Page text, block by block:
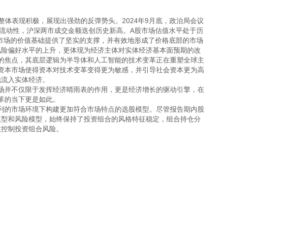
表现积极，展现出强劲的反弹势头。2024年9月底，政治局会议
动性，沪深两市成交金额迭创历史新高。A股市场估值水平处于历
的价值基础提供了坚实的支撑，并有效地形成了价格底部的市场
偏好水平的上升，更体现为经济主体对实体经济基本面预期的改
点，其底层逻辑为半导体和人工智能的技术变革正在重塑全球主
市场使得资本对技术变革变得更为敏感，并引导社会资本更为高
入实体经济。
不仅限于发挥经济晴雨表的作用，更是经济增长的驱动引擎，在
的当下更是如此。
市场环境下构建更加符合市场特点的选股模型。尽管报告期内股
和风险模型，始终保持了投资组合的风格特征稳定，组合持仓分
制投资组合风险。